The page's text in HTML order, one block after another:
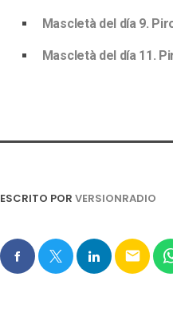
Mascletà del día 9.
Mascletà del día 11.
ESCRITO POR VERSIONRADIO
email